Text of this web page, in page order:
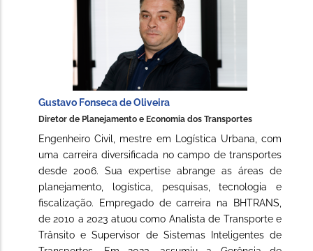
Gustavo Fonseca de Oliveira
Diretor de Planejamento e Economia dos Transportes
Engenheiro Civil, mestre em Logística Urbana, com
uma carreira diversificada no campo de transportes
desde 2006. Sua expertise abrange as áreas de
planejamento, logística, pesquisas, tecnologia e
fiscalização. Empregado de carreira na BHTRANS,
de 2010 a 2023 atuou como Analista de Transporte e
Trânsito e Supervisor de Sistemas Inteligentes de